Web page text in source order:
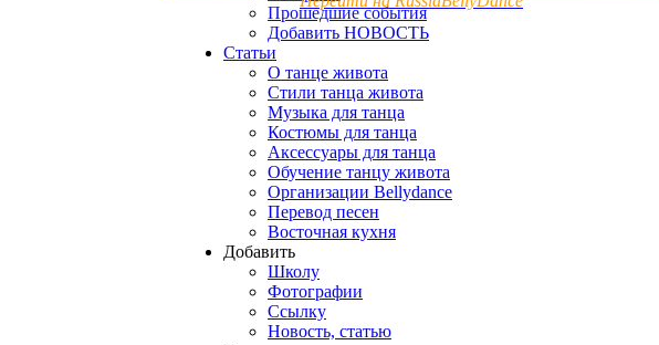
Прошедшие события
Добавить НОВОСТЬ
Статьи
О танце живота
Стили танца живота
Музыка для танца
Костюмы для танца
Аксессуары для танца
Обучение танцу живота
Организации Bellydance
Перевод песен
Восточная кухня
Добавить
Школу
Фотографии
Ссылку
Новость, статью